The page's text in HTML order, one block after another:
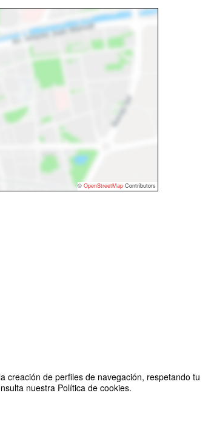
creación de perfiles de navegación, respetando tu
nuestra Política de cookies.
© OpenStreetMap Contributors
Organizado por Jesús Jiménez Guijarro